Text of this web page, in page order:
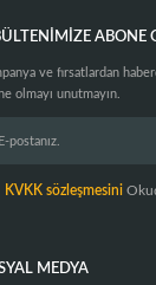
ABONE
ve fırsatlardan
olmayı unutmayın.
KVKK sözleşmesini
MEDYA